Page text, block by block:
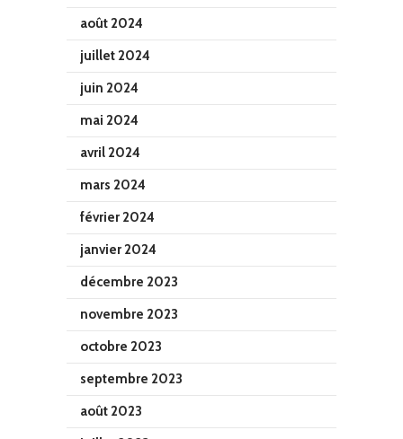
août 2024
juillet 2024
juin 2024
mai 2024
avril 2024
mars 2024
février 2024
janvier 2024
décembre 2023
novembre 2023
octobre 2023
septembre 2023
août 2023